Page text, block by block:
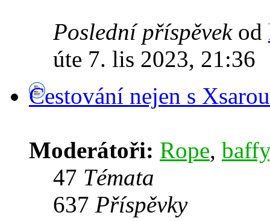
Poslední příspěvekod
úte 7. lis 2023, 21:36
Cestování nejen s Xsarou
Moderátoři: Rope, baffy
47 Témata
637 Příspěvky